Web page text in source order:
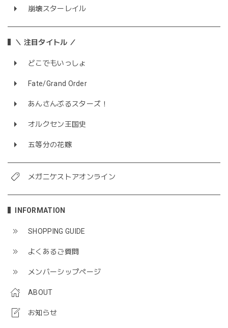
崩壊スターレイル
＼ 注目タイトル ／
どこでもいっしょ
Fate/Grand Order
あんさんぶるスターズ！
オルクセン王国史
五等分の花嫁
メガニケストアオンライン
INFORMATION
SHOPPING GUIDE
よくあるご質問
メンバーシップページ
ABOUT
お知らせ